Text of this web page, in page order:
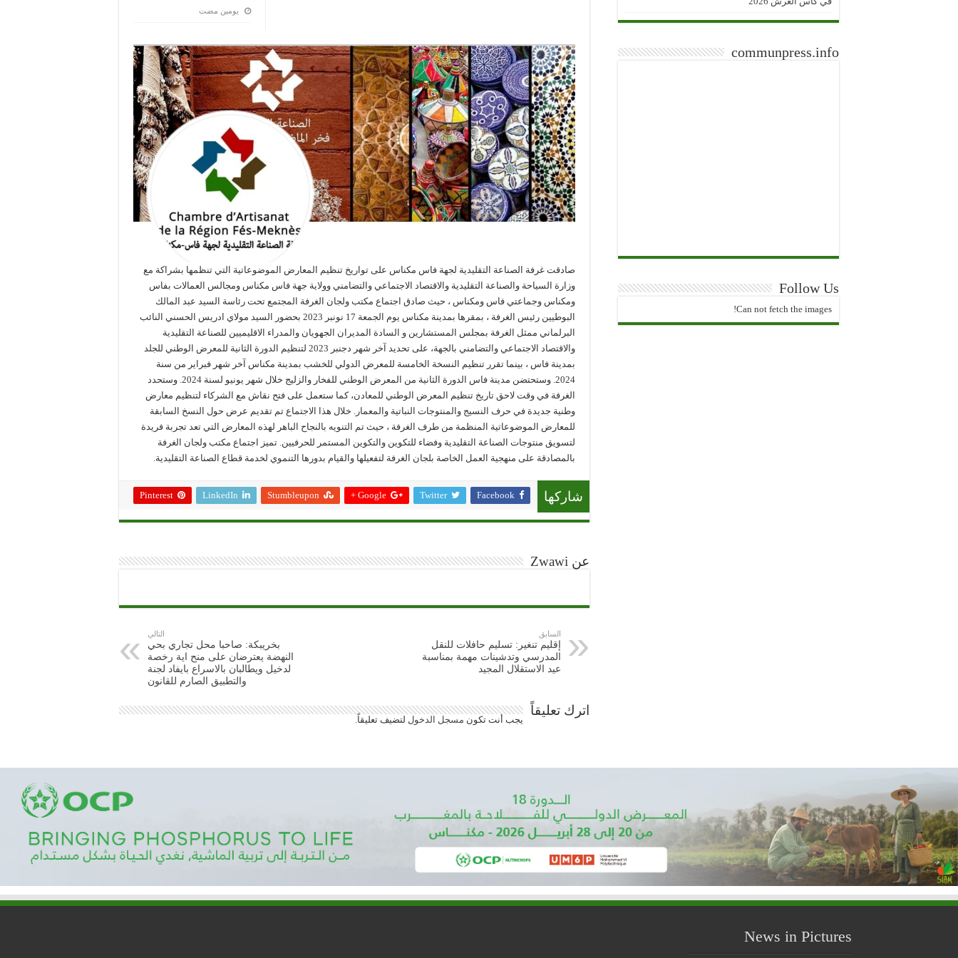
‏يومين مضت
صادقت غرفة الصناعة التقليدية لجهة فاس مكناس على تواريخ تنظيم المعارض الموضوعاتية التي تنظمها بشراكة مع
وزارة السياحة والصناعة التقليدية والاقتصاد الاجتماعي والتضامني وولاية جهة فاس مكناس ومجالس العمالات بفاس
ومكناس وجماعتي فاس ومكناس ، حيث صادق اجتماع مكتب ولجان الغرفة المجتمع تحت رئاسة السيد عبد المالك
البوطيين رئيس الغرفة ، بمقرها بمدينة مكناس يوم الجمعة 17 نونبر 2023 بحضور السيد مولاي ادريس الحسني النائب
البرلماني ممثل الغرفة بمجلس المستشارين و السادة المديران الجهويان والمدراء الاقليميين للصناعة التقليدية
والاقتصاد الاجتماعي والتضامني بالجهة، على تحديد آخر شهر دجنبر 2023 لتنظيم الدورة الثانية للمعرض الوطني للجلد
بمدينة فاس ، بينما تقرر تنظيم النسخة الخامسة للمعرض الدولي للخشب بمدينة مكناس آخر شهر فبراير من سنة
2024. وستحتضن مدينة فاس الدورة الثانية من المعرض الوطني للفخار والزليج خلال شهر يونيو لسنة 2024. وستحدد
الغرفة في وقت لاحق تاريخ تنظيم المعرض الوطني للمعادن، كما ستعمل على فتح نقاش مع الشركاء لتنظيم معارض
وطنية جديدة في حرف النسيج والمنتوجات النباتية والمعمار. خلال هذا الاجتماع تم تقديم عرض حول النسخ السابقة
للمعارض الموضوعاتية المنظمة من طرف الغرفة ، حيث تم التنويه بالنجاح الباهر لهذه المعارض التي تعد تجربة فريدة
لتسويق منتوجات الصناعة التقليدية وفضاء للتكوين والتكوين المستمر للحرفيين. تميز اجتماع مكتب ولجان الغرفة
بالمصادقة على منهجية العمل الخاصة بلجان الغرفة لتفعيلها والقيام بدورها التنموي لخدمة قطاع الصناعة التقليدية.
شاركها Facebook
Twitter
Google +
Stumbleupon
LinkedIn
Pinterest
عن Zwawi
السابق
إقليم تنغير: تسليم حافلات للنقل
المدرسي وتدشينات مهمة بمناسبة
عيد الاستقلال المجيد
التالي
بخريبكة: صاحبا محل تجاري بحي
النهضة يعترضان على منح اية رخصة
لدخيل ويطالبان بالاسراع بايفاد لجنة
والتطبيق الصارم للقانون
اترك تعليقاً
يجب أنت تكون مسجل الدخول لتضيف تعليقاً.
communpress.info
Follow Us
Can not fetch the images!
News in Pictures